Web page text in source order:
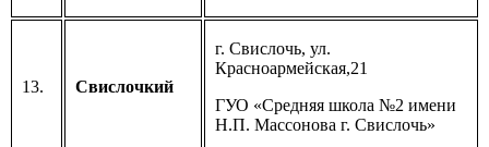
13. Свислочкий
г. Свислочь, ул.
Красноармейская,21
ГУО «Средняя школа №2 имени
Н.П. Массонова г. Свислочь»